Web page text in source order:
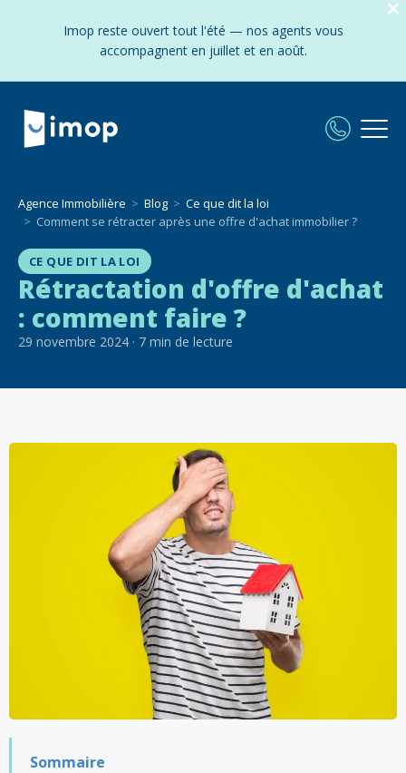
Imop reste ouvert tout l'été — nos agents vous
accompagnent en juillet et en août.
Agence Immobilière Blog
Ce que dit la loi
Comment se rétracter après une offre d'achat immobilier ?
CE QUE DIT LA LOI
Rétractation d'offre d'achat
: comment faire ?
29 novembre 2024 · 7 min de lecture
Sommaire